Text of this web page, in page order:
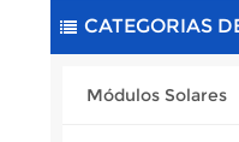
CATEGORIAS
Módulos Solares